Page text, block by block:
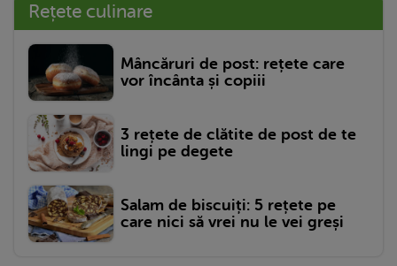
Rețete culinare
Mâncăruri de post: rețete care
vor încânta și copiii
3 rețete de clătite de post de te
lingi pe degete
Salam de biscuiți: 5 rețete pe
care nici să vrei nu le vei greși